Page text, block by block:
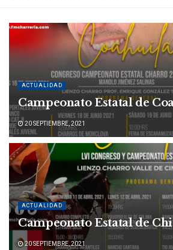
ACTUALIDAD
Campeonato Estatal de
20 SEPTIEMBRE, 2021
ACTUALIDAD
Campeonato Estatal de
20 SEPTIEMBRE, 2021